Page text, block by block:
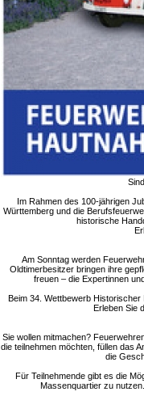
Im Rahmen des 100-jährigen
Württemberg und die
historische
Am Sonntag werden
Oldtimerbesitzer bringen ihre
freuen – die Expertinnen
Beim 34. Wettbewerb
Erleben Sie
Sie wollen mitmachen?
die teilnehmen möchten, füllen das
die
Für Teilnehmende gibt es die
Massenquartier zu